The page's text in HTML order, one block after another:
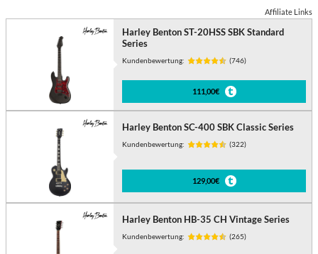
Affiliate Links
Harley Benton ST-20HSS SBK Standard
Series
Kundenbewertung: (746)
111,00€
Harley Benton SC-400 SBK Classic Series
Kundenbewertung: (322)
129,00€
Harley Benton HB-35 CH Vintage Series
Kundenbewertung: (265)